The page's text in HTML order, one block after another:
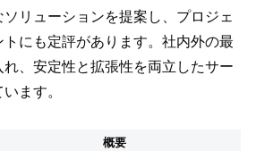
リューションを提案し、プロジェ
トにも定評があります。社内外の最
れ、安定性と拡張性を両立したサー
ます。
概要